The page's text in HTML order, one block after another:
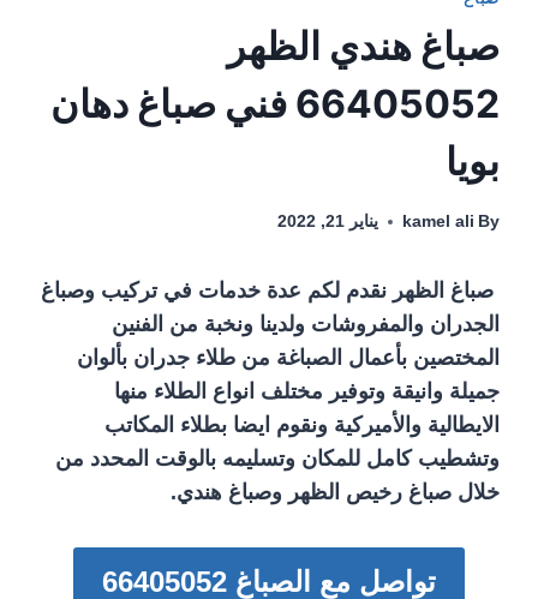
صباغ هندي الظهر
66405052 فني صباغ دهان
بويا
By
kamel ali يناير 21, 2022
صباغ الظهر نقدم لكم عدة خدمات في تركيب وصباغ
الجدران والمفروشات ولدينا ونخبة من الفنين
المختصين بأعمال الصباغة من طلاء جدران بألوان
جميلة وانيقة وتوفير مختلف انواع الطلاء منها
الايطالية والأميركية ونقوم ايضا بطلاء المكاتب
وتشطيب كامل للمكان وتسليمه بالوقت المحدد من
خلال صباغ رخيص الظهر وصباغ هندي.
تواصل مع الصباغ 66405052